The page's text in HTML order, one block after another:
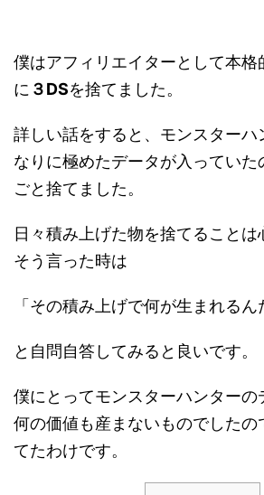
僕はアフィリエイターとして本格
に ３DSを捨てました。
詳しい話をすると、モンスターハ
なりに極めたデータが入っていた
ごと捨てました。
日々積み上げた物を捨てることは
そう言った時は
「その積み上げで何が生まれるん
と自問自答してみると良いです。
僕にとってモンスターハンターの
何の価値も産まないものでしたの
てたわけです。